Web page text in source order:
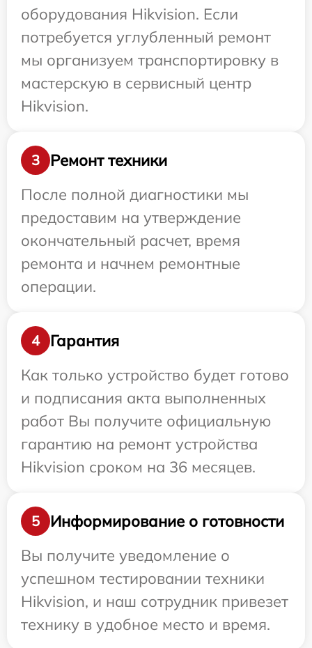
оборудования Hikvision. Если
потребуется углубленный ремонт
мы организуем транспортировку в
мастерскую в сервисный центр
Hikvision.
3
Ремонт техники
После полной диагностики мы
предоставим на утверждение
окончательный расчет, время
ремонта и начнем ремонтные
операции.
4
Гарантия
Как только устройство будет готово
и подписания акта выполненных
работ Вы получите официальную
гарантию на ремонт устройства
Hikvision сроком на 36 месяцев.
5
Информирование о готовности
Вы получите уведомление о
успешном тестировании техники
Hikvision, и наш сотрудник привезет
технику в удобное место и время.